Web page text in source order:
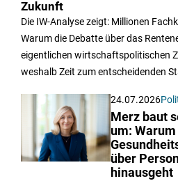
Zukunft
Die IW-Analyse zeigt: Millionen
Warum die Debatte über das
eigentlichen wirtschaftspolitischen
weshalb Zeit zum entscheidenden
24.07.2026
Merz baut
um:
über
hinausgeht